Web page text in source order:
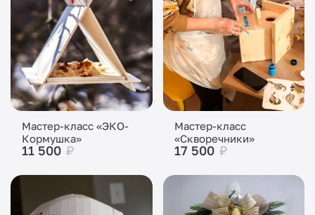
Мастер-класс «ЭКО-
Кормушка»
11 500 ₽
Мастер-класс
«Скворечники»
17 500 ₽